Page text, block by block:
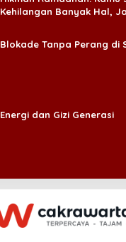
Kehilangan Banyak Hal,
Blokade Tanpa Perang di
Energi dan Gizi Generasi